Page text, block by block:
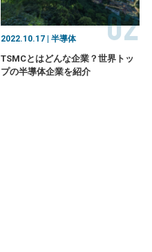
2022.10.17 | 半導体
TSMCとはどんな企業？世界トッ
プの半導体企業を紹介
02